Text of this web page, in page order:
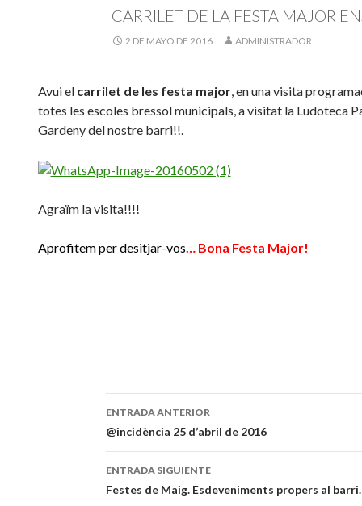
CARRILET DE LA FESTA MAJOR
2 DE MAYO DE 2016 ADMINISTRADOR
Avui el carrilet de les festa major, en una visita
totes les escoles bressol municipals, a visitat la Ludoteca
Gardeny del nostre barri!!.
Agraïm la visita!!!!
Aprofitem per desitjar-vos … Bona Festa Major!
Navegación
de
entradas
ENTRADA ANTERIOR
@incidència 25 d’abril de 2016
ENTRADA SIGUIENTE
Festes de Maig. Esdeveniments propers al barri.